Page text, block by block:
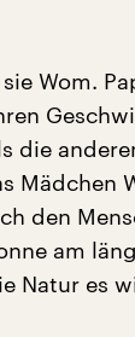
Wom.
die
Mädchen
den
am
Natur es